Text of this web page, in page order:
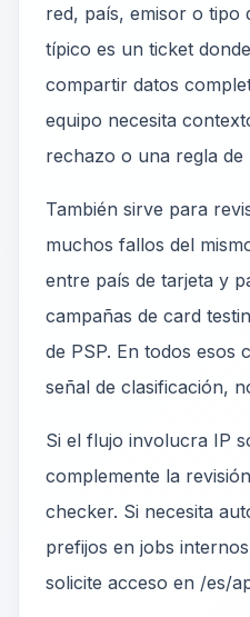
red, país, emisor o tipo
típico es un ticket
compartir datos
equipo necesita
rechazo o una regla de
También sirve para
muchos fallos del
entre país de tarjeta y
campañas de card
de PSP. En todos esos
señal de clasificación,
Si el flujo involucra IP
complemente la
checker. Si necesita
prefijos en jobs
solicite acceso en /es/